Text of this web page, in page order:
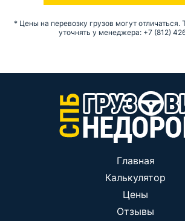
* Цены на перевозку грузов могут
уточнять у менеджера: +7 (812)
Главная
Калькулятор
Цены
Отзывы